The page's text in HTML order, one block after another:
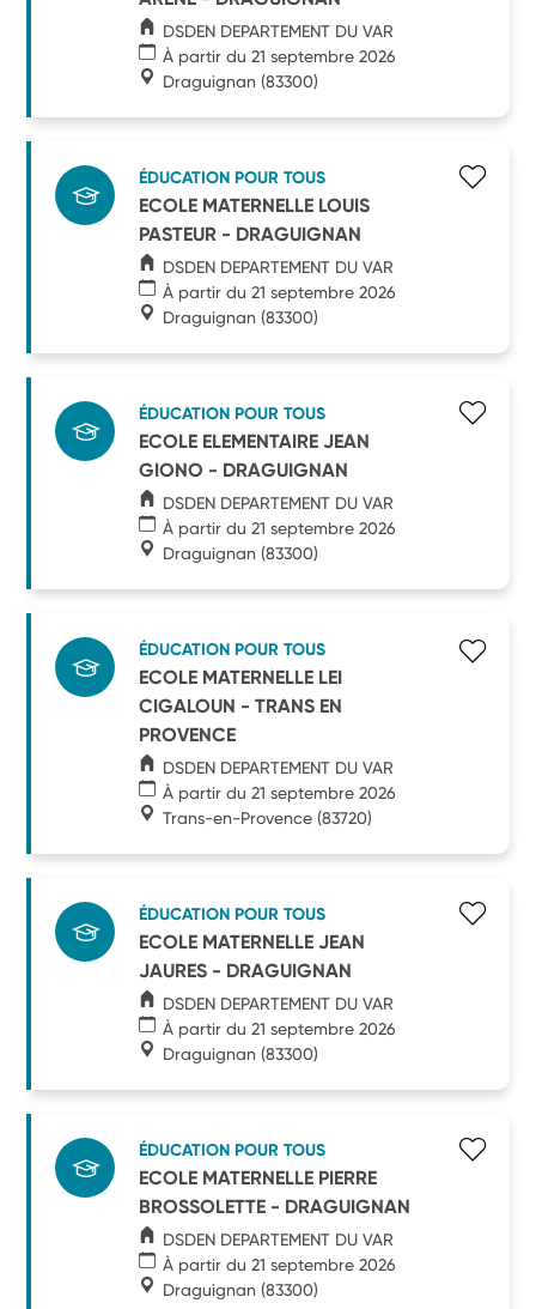
DSDEN DEPARTEMENT DU VAR
À partir du 21 septembre 2026
Draguignan (83300)
ÉDUCATION POUR TOUS
ECOLE MATERNELLE LOUIS
PASTEUR - DRAGUIGNAN
DSDEN DEPARTEMENT DU VAR
À partir du 21 septembre 2026
Draguignan (83300)
ÉDUCATION POUR TOUS
ECOLE ELEMENTAIRE JEAN
GIONO - DRAGUIGNAN
DSDEN DEPARTEMENT DU VAR
À partir du 21 septembre 2026
Draguignan (83300)
ÉDUCATION POUR TOUS
ECOLE MATERNELLE LEI
CIGALOUN - TRANS EN
PROVENCE
DSDEN DEPARTEMENT DU VAR
À partir du 21 septembre 2026
Trans-en-Provence (83720)
ÉDUCATION POUR TOUS
ECOLE MATERNELLE JEAN
JAURES - DRAGUIGNAN
DSDEN DEPARTEMENT DU VAR
À partir du 21 septembre 2026
Draguignan (83300)
ÉDUCATION POUR TOUS
ECOLE MATERNELLE PIERRE
BROSSOLETTE - DRAGUIGNAN
DSDEN DEPARTEMENT DU VAR
À partir du 21 septembre 2026
Draguignan (83300)